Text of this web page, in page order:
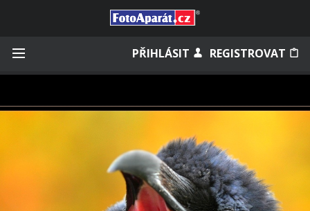
PŘIHLÁSIT REGISTROVAT
Zapomněli jste heslo?